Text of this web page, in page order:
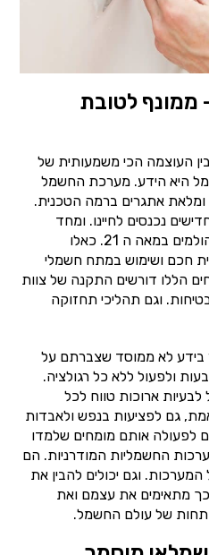
ממונף לטובת
העוצמה הכי משמעותית של
היא הידע. מערכת החשמל
אתגרים ברמה הטכנית.
נכנסים לחיינו. ומחד
מאפשרים את תנאי המגורים ההולמים במאה ה 21. כאלו
חכם ושימוש במתח חשמלי
הללו דורשים התקנה של צוות
וגם תהליכי תחזוקה
בידע לא ממוסד שצברתם על
ולפעול ללא כל רגולציה.
ארוכות טווח לכל
גם לפציעות בנפש ולאבדות
לפעולה אותם מומחים שלמדו
החשמליות המודרניות. הם
וגם יכולים להבין את
מתאימים את עצמם ואת
של עולם החשמל.